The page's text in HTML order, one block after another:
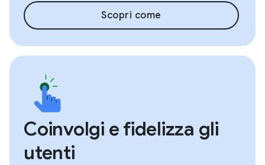
Scopri come
Coinvolgi e fidelizza gli
utenti